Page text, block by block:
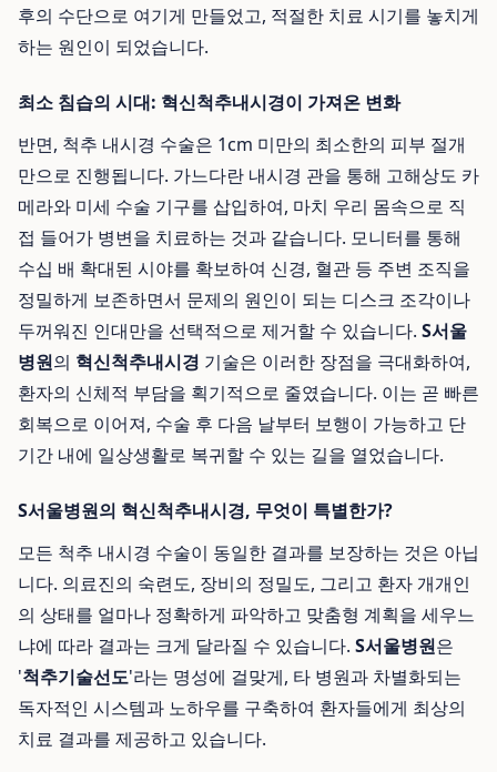
후의 수단으로 여기게 만들었고, 적절한 치료 시기를 놓치게
하는 원인이 되었습니다.
최소 침습의 시대: 혁신척추내시경이 가져온 변화
반면, 척추 내시경 수술은 1cm 미만의 최소한의 피부 절개
만으로 진행됩니다. 가느다란 내시경 관을 통해 고해상도 카
메라와 미세 수술 기구를 삽입하여, 마치 우리 몸속으로 직
접 들어가 병변을 치료하는 것과 같습니다. 모니터를 통해
수십 배 확대된 시야를 확보하여 신경, 혈관 등 주변 조직을
정밀하게 보존하면서 문제의 원인이 되는 디스크 조각이나
두꺼워진 인대만을 선택적으로 제거할 수 있습니다. S서울
병원의 혁신척추내시경 기술은 이러한 장점을 극대화하여,
환자의 신체적 부담을 획기적으로 줄였습니다. 이는 곧 빠른
회복으로 이어져, 수술 후 다음 날부터 보행이 가능하고 단
기간 내에 일상생활로 복귀할 수 있는 길을 열었습니다.
S서울병원의 혁신척추내시경, 무엇이 특별한가?
모든 척추 내시경 수술이 동일한 결과를 보장하는 것은 아닙
니다. 의료진의 숙련도, 장비의 정밀도, 그리고 환자 개개인
의 상태를 얼마나 정확하게 파악하고 맞춤형 계획을 세우느
냐에 따라 결과는 크게 달라질 수 있습니다. S서울병원은
'척추기술선도'라는 명성에 걸맞게, 타 병원과 차별화되는
독자적인 시스템과 노하우를 구축하여 환자들에게 최상의
치료 결과를 제공하고 있습니다.